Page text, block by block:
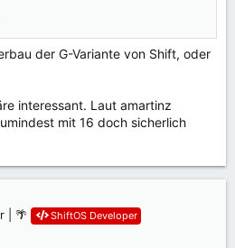
der G-Variante von Shift, oder
interessant. Laut amartinz
mit 16 doch sicherlich
| 🌴
ShiftOS Developer